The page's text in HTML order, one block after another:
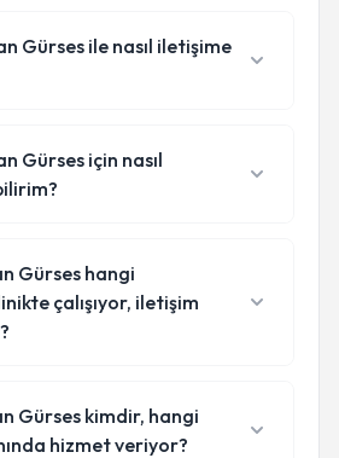
Gürses ile nasıl iletişime
Gürses için nasıl
Gürses hangi
çalışıyor, iletişim
Gürses kimdir, hangi
hizmet veriyor?